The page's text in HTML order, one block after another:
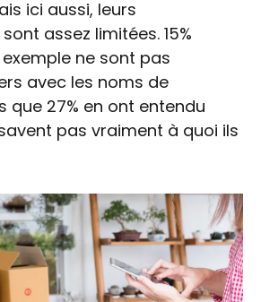
ici aussi, leurs
assez limitées. 15%
ne sont pas
avec les noms de
que 27% en ont entendu
pas vraiment à quoi ils